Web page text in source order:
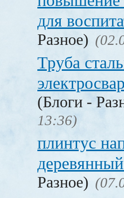
для
Разное)
Труба
(Блоги -
13:36)
плинтус
Разное)